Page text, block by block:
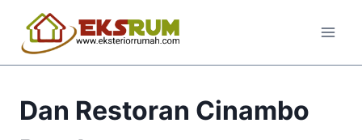
Dan Restoran Cinambo